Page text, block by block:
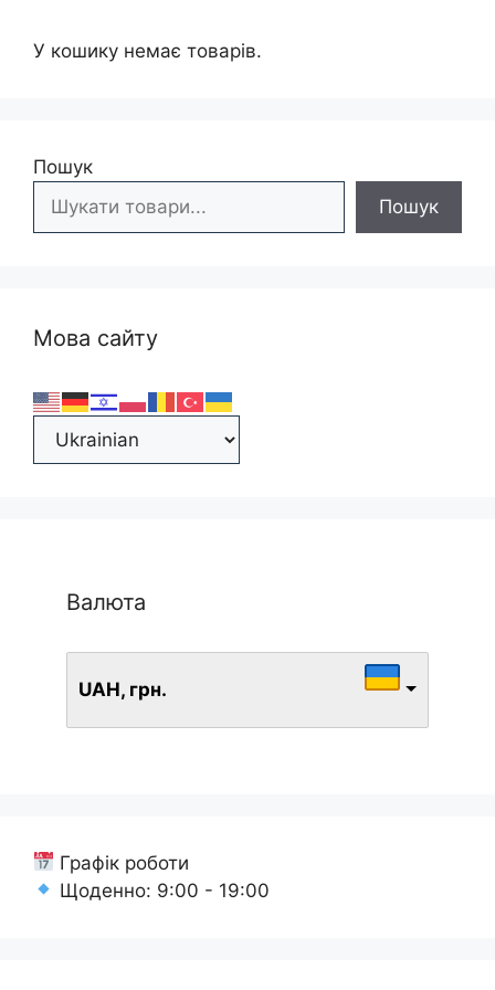
У кошику немає товарів.
Пошук
Пошук
Мова сайту
Валюта
UAH, грн.
Графік роботи
Щоденно: 9:00 - 19:00